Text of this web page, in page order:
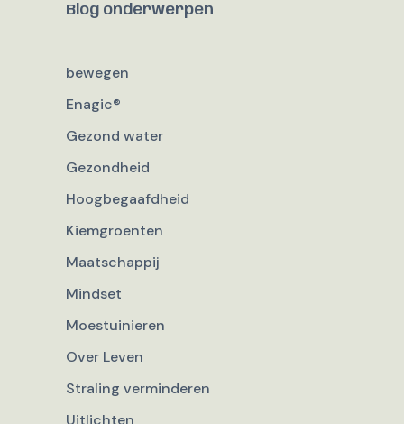
Blog onderwerpen
bewegen
Enagic®
Gezond water
Gezondheid
Hoogbegaafdheid
Kiemgroenten
Maatschappij
Mindset
Moestuinieren
Over Leven
Straling verminderen
Uitlichten